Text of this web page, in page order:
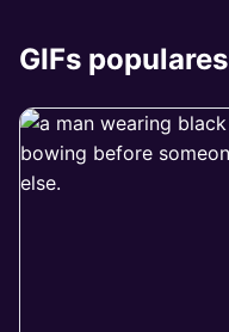
GIFs populares